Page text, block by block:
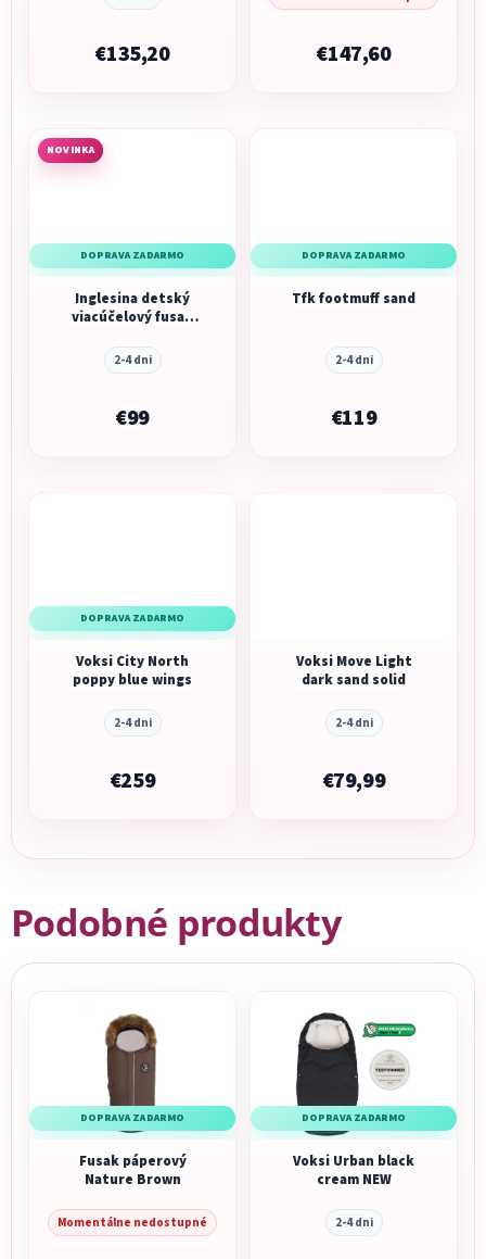
€135,20 €147,60
NOVINKA
DOPRAVA ZADARMO
Inglesina detský
viacúčelový fusak
kočíka Winter
FootMuff Blue
2-4 dni
€99
DOPRAVA ZADARMO
Tfk footmuff sand
2-4 dni
€119
DOPRAVA ZADARMO
Voksi City North
poppy blue wings
2-4 dni
€259
Voksi Move Light
dark sand solid
2-4 dni
€79,99
Podobné produkty
DOPRAVA ZADARMO
Fusak páperový
Nature Brown
Momentálne nedostupné
DOPRAVA ZADARMO
Voksi Urban black
cream NEW
2-4 dni